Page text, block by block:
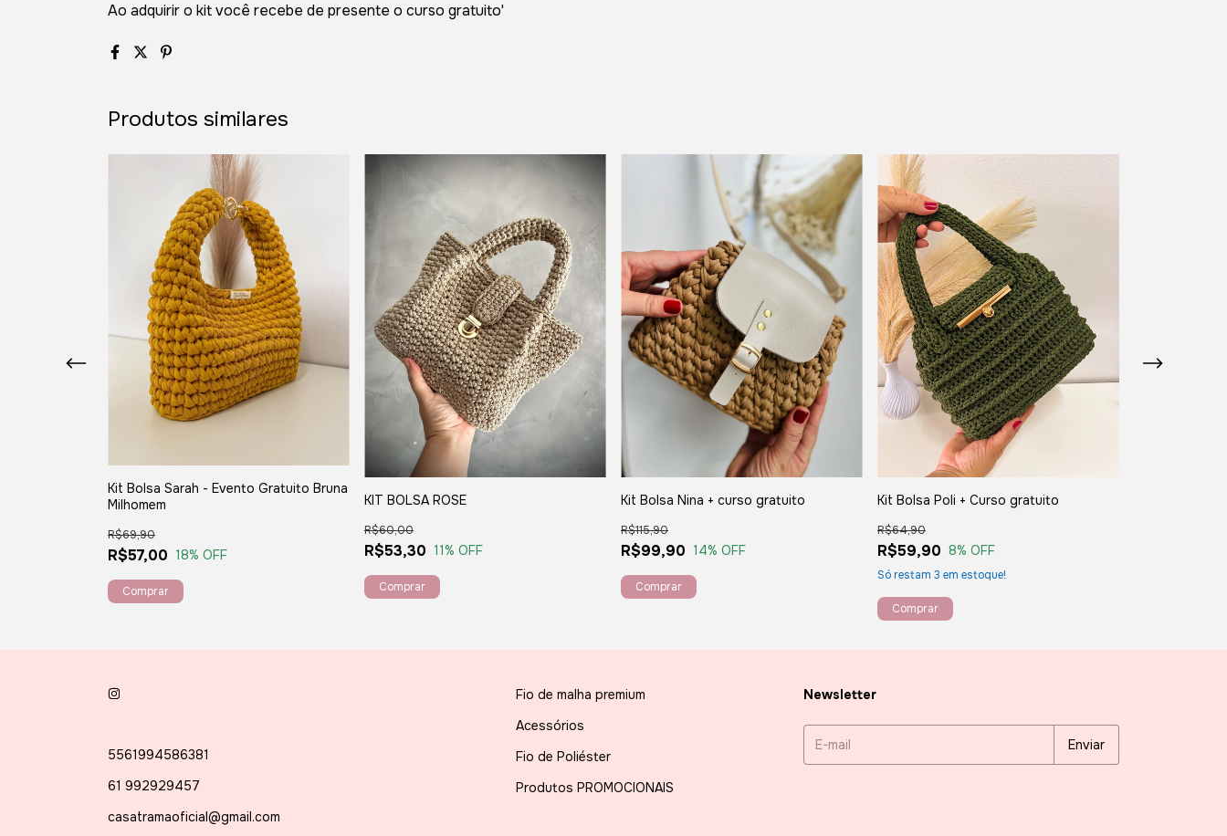
Ao adquirir o kit você recebe de presente o curso gratuito'
Produtos similares
Kit Bolsa Sarah - Evento Gratuito Bruna
Milhomem
R$57,00
R$69,90
18% OFF
KIT BOLSA ROSE
R$53,30
R$60,00
11% OFF
Kit Bolsa Nina + curso gratuito
R$99,90
R$115,90
14% OFF
Kit Bolsa Poli + Curso gratuito
R$59,90
R$64,90
8% OFF
Só restam 3 em estoque!
5561994586381
61 992929457
casatramaoficial@gmail.com
Fio de malha premium
Acessórios
Fio de Poliéster
Produtos PROMOCIONAIS
Newsletter